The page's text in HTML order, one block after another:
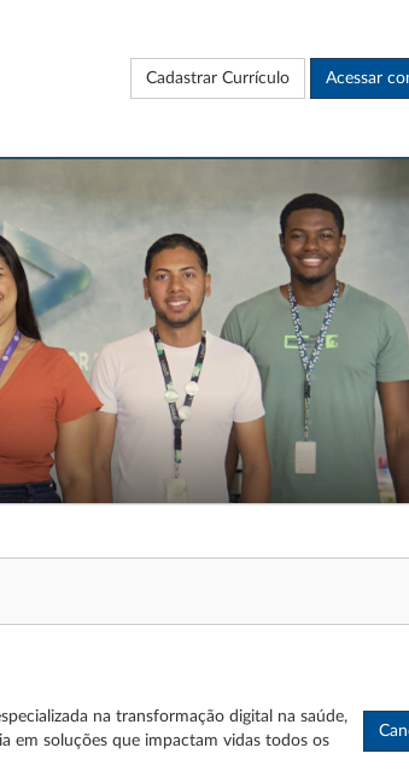
Cadastrar Currículo Acessar
na transformação digital na saúde,
em soluções que impactam vidas todos os